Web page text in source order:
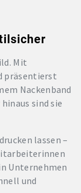
Mit
präsentierst
Nackenband
sind sie
lassen –
Unternehmen
und